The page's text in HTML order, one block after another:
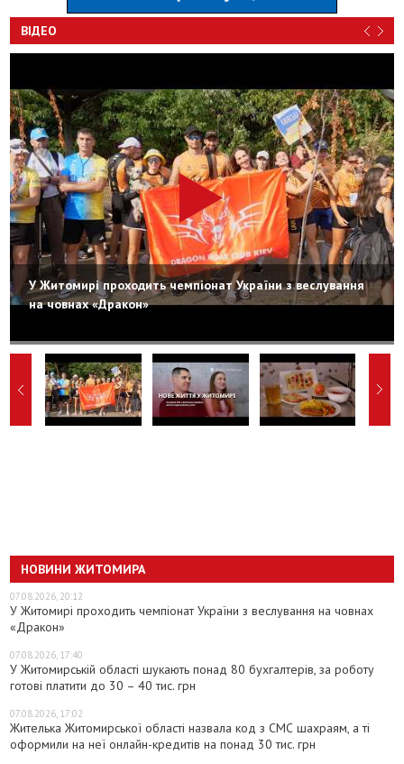
ВІДЕО
У Житомирі проходить чемпіонат України з веслування
на човнах «Дракон»
НОВИНИ ЖИТОМИРА
07.08.2026, 20:12
У Житомирі проходить чемпіонат України з веслування на човнах
«Дракон»
07.08.2026, 17:40
У Житомирській області шукають понад 80 бухгалтерів, за роботу
готові платити до 30 – 40 тис. грн
07.08.2026, 17:02
Жителька Житомирської області назвала код з СМС шахраям, а ті
оформили на неї онлайн-кредитів на понад 30 тис. грн